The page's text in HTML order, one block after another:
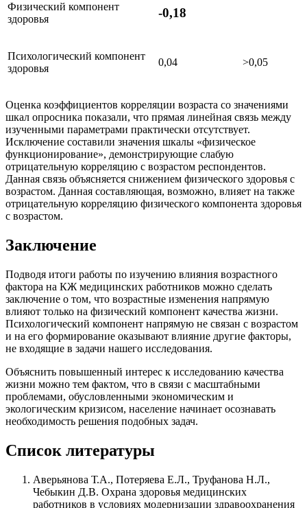
Физический компонент
здоровья
-0,18
Психологический компонент
здоровья
0,04 >0,05
Оценка коэффициентов корреляции возраста со значениями
шкал опросника показали, что прямая линейная связь между
изученными параметрами практически отсутствует.
Исключение составили значения шкалы «физическое
функционирование», демонстрирующие слабую
отрицательную корреляцию с возрастом респондентов.
Данная связь объясняется снижением физического здоровья с
возрастом. Данная составляющая, возможно, влияет на также
отрицательную корреляцию физического компонента здоровья
с возрастом.
Заключение
Подводя итоги работы по изучению влияния возрастного
фактора на КЖ медицинских работников можно сделать
заключение о том, что возрастные изменения напрямую
влияют только на физический компонент качества жизни.
Психологический компонент напрямую не связан с возрастом
и на его формирование оказывают влияние другие факторы,
не входящие в задачи нашего исследования.
Объяснить повышенный интерес к исследованию качества
жизни можно тем фактом, что в связи с масштабными
проблемами, обусловленными экономическим и
экологическим кризисом, население начинает осознавать
необходимость решения подобных задач.
Список литературы
Аверьянова Т.А., Потеряева Е.Л., Труфанова Н.Л.,
Чебыкин Д.В. Охрана здоровья медицинских
работников в условиях модернизации здравоохранения